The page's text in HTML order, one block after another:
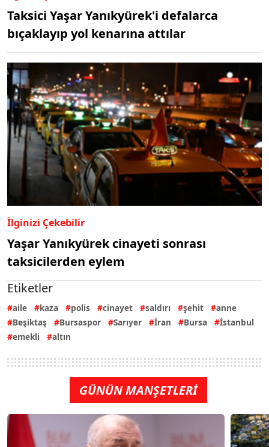
Taksici Yaşar Yanıkyürek'i defalarca
bıçaklayıp yol kenarına attılar
İlginizi Çekebilir
Yaşar Yanıkyürek cinayeti sonrası
taksicilerden eylem
Etiketler
aile kaza polis cinayet saldırı şehit
anne
Beşiktaş
Bursaspor Sarıyer İran Bursa
İstanbul
emekli
altın
GÜNÜN MANŞETLERİ